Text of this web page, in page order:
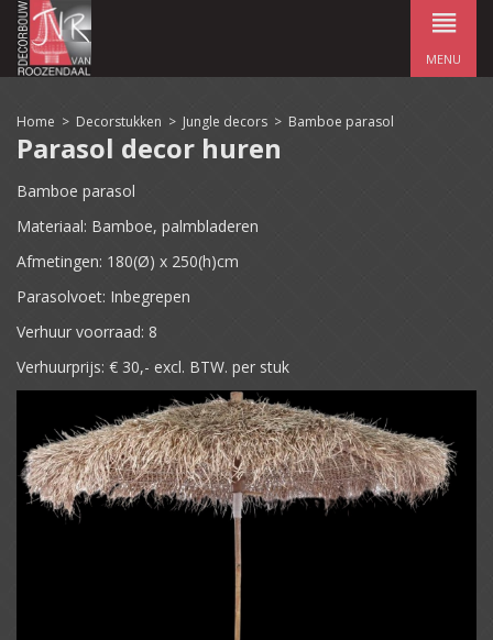
MENU
Home > Decorstukken > Jungle decors > Bamboe parasol
Parasol decor huren
Bamboe parasol
Materiaal: Bamboe, palmbladeren
Afmetingen: 180(Ø) x 250(h)cm
Parasolvoet: Inbegrepen
Verhuur voorraad: 8
Verhuurprijs: € 30,- excl. BTW. per stuk